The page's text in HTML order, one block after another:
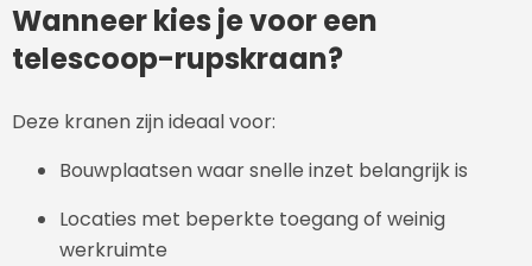
Wanneer kies je voor een
telescoop-rupskraan?
Deze kranen zijn ideaal voor:
Bouwplaatsen waar snelle inzet belangrijk is
Locaties met beperkte toegang of weinig
werkruimte